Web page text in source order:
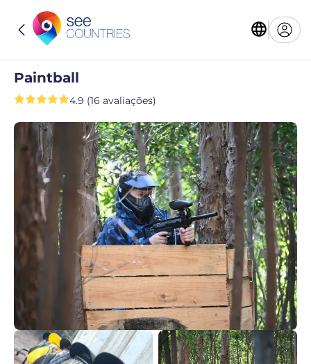
Paintball
4.9 (16 avaliações)